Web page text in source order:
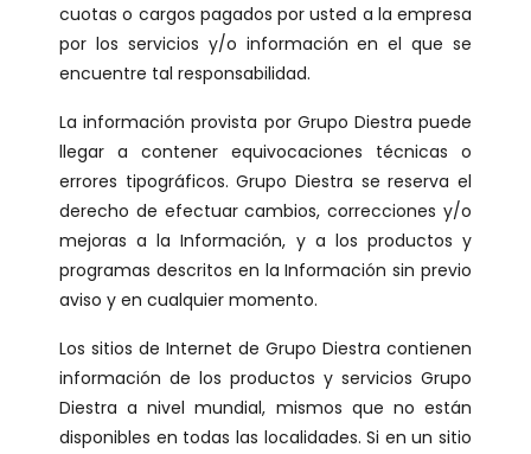
cuotas o cargos pagados por usted a la empresa
por los servicios y/o información en el que se
encuentre tal responsabilidad.
La información provista por Grupo Diestra puede
llegar a contener equivocaciones técnicas o
errores tipográficos. Grupo Diestra se reserva el
derecho de efectuar cambios, correcciones y/o
mejoras a la Información, y a los productos y
programas descritos en la Información sin previo
aviso y en cualquier momento.
Los sitios de Internet de Grupo Diestra contienen
información de los productos y servicios Grupo
Diestra a nivel mundial, mismos que no están
disponibles en todas las localidades. Si en un sitio